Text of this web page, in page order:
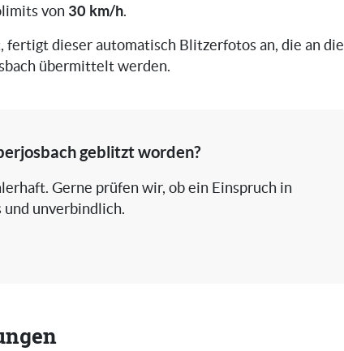
von 30 km/h.
dieser automatisch Blitzerfotos an, die an die
übermittelt werden.
geblitzt worden?
Gerne prüfen wir, ob ein Einspruch in
und unverbindlich.